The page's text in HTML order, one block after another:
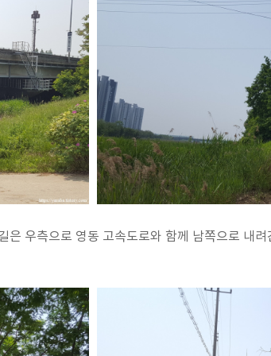
은 우측으로 영동 고속도로와 함께 남쪽으로 내려